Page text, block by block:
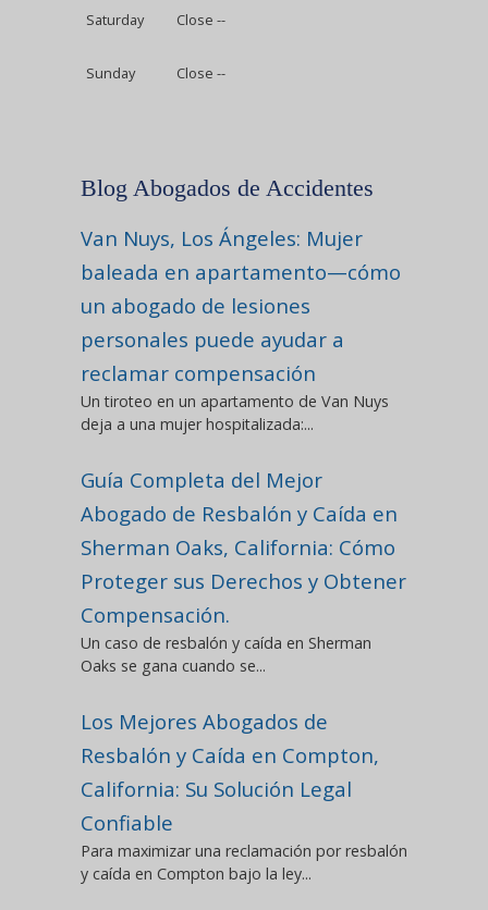
Saturday Close --
Sunday Close --
Blog Abogados de Accidentes
Van Nuys, Los Ángeles: Mujer
baleada en apartamento—cómo
un abogado de lesiones
personales puede ayudar a
reclamar compensación
Un tiroteo en un apartamento de Van Nuys
deja a una mujer hospitalizada:...
Guía Completa del Mejor
Abogado de Resbalón y Caída en
Sherman Oaks, California: Cómo
Proteger sus Derechos y Obtener
Compensación.
Un caso de resbalón y caída en Sherman
Oaks se gana cuando se...
Los Mejores Abogados de
Resbalón y Caída en Compton,
California: Su Solución Legal
Confiable
Para maximizar una reclamación por resbalón
y caída en Compton bajo la ley...